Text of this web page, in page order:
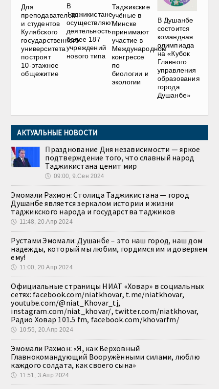
Для
преподавателей
и студентов
Кулябского
государственного
университета
построят
10-этажное
общежитие
В
Таджикистане
осуществляют
деятельность
более 187
учреждений
нового типа
Таджикские
учёные в
Минске
принимают
участие в
Международном
конгрессе
по
биологии и
экологии
В Душанбе
состоится
командная
олимпиада
на «Кубок
Главного
управления
образования
города
Душанбе»
АКТУАЛЬНЫЕ НОВОСТИ
Празднование Дня независимости — яркое
подтверждение того, что славный народ
Таджикистана ценит мир
🕔 09:00, 9.Сен 2024
Эмомали Рахмон: Столица Таджикистана — город
Душанбе является зеркалом истории и жизни
таджикского народа и государства таджиков
🕔 11:48, 20.Апр 2024
Рустами Эмомали: Душанбе – это наш город, наш дом
надежды, который мы любим, гордимся им и доверяем
ему!
🕔 11:00, 20.Апр 2024
Официальные страницы НИАТ «Ховар» в социальных
сетях: facebook.com/niatkhovar, t.me/niatkhovar,
youtube.com/@niat_Khovar_tj,
instagram.com/niat_khovar/, twitter.com/niatkhovar,
Радио Ховар 101.5 fm, facebook.com/khovarfm/
🕔 10:55, 20.Апр 2024
Эмомали Рахмон: «Я, как Верховный
Главнокомандующий Вооружёнными силами, люблю
каждого солдата, как своего сына»
🕔 11:51, 3.Апр 2024